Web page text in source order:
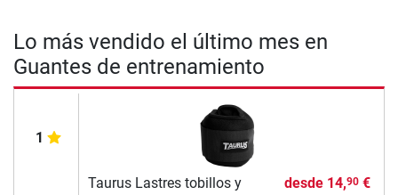
Lo más vendido el último mes en
Guantes de entrenamiento
1
Taurus Lastres tobillos y
desde 14,90€